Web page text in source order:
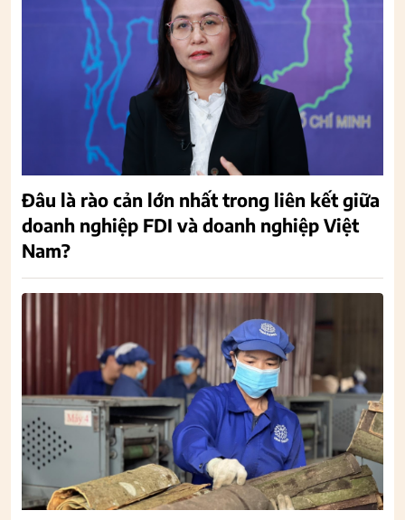
Đâu là rào cản lớn nhất trong liên kết giữa
doanh nghiệp FDI và doanh nghiệp Việt
Nam?